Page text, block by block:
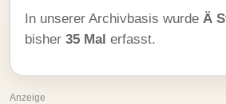
In unserer Archivbasis wurde Ä
bisher 35 Mal erfasst.
Anzeige